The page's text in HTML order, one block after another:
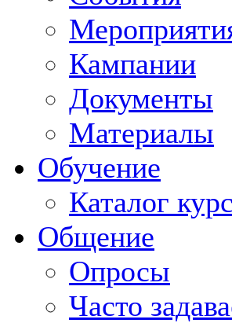
Кампании
Документы
Материалы
Обучение
Каталог
Общение
Опросы
Часто